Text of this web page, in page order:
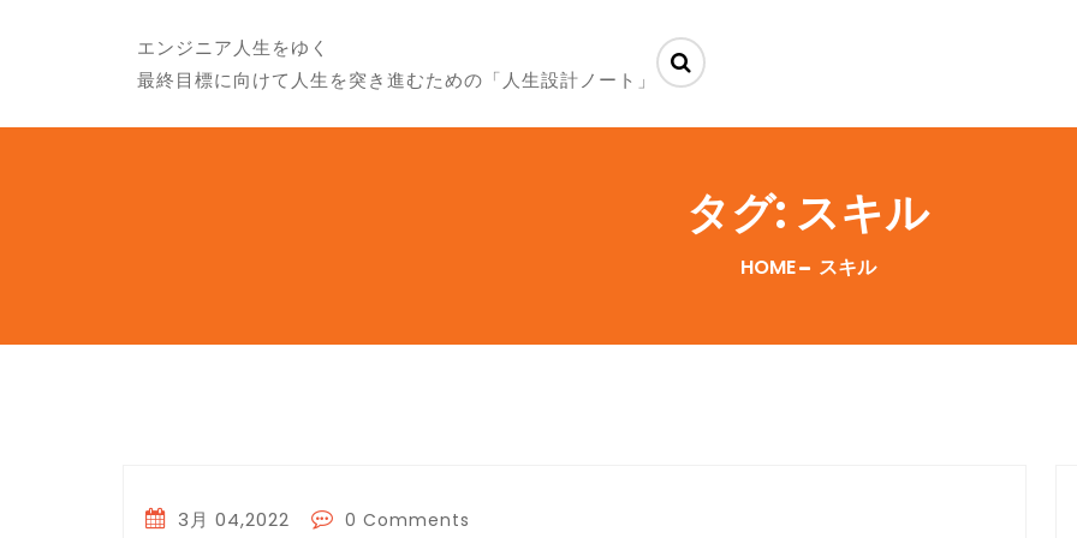
エンジニア人生をゆく
最終目標に向けて人生を突き進むための「人生設計ノート」
タグ: スキル
HOME スキル
3月 04,2022 0 Comments